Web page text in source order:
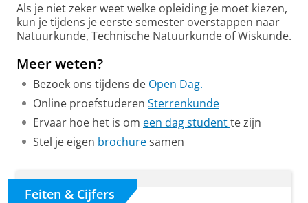
Als je niet zeker weet welke opleiding je moet kiezen,
kun je tijdens je eerste semester overstappen naar
Natuurkunde, Technische Natuurkunde of Wiskunde.
Meer weten?
Bezoek ons tijdens de Open Dag.
Online proefstuderen Sterrenkunde
Ervaar hoe het is om een dag studentte zijn
Stel je eigen brochuresamen
Feiten & Cijfers